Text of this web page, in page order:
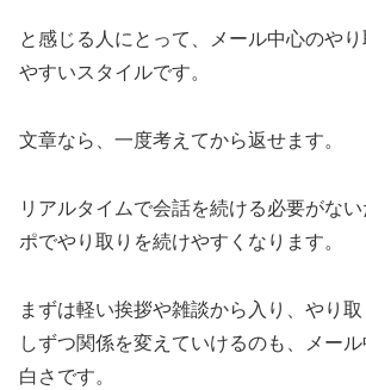
と感じる人にとって、メール中心のや
やすいスタイルです。
文章なら、一度考えてから返せます。
リアルタイムで会話を続ける必要がな
ポでやり取りを続けやすくなります。
まずは軽い挨拶や雑談から入り、やり
しずつ関係を変えていけるのも、メー
白さです。